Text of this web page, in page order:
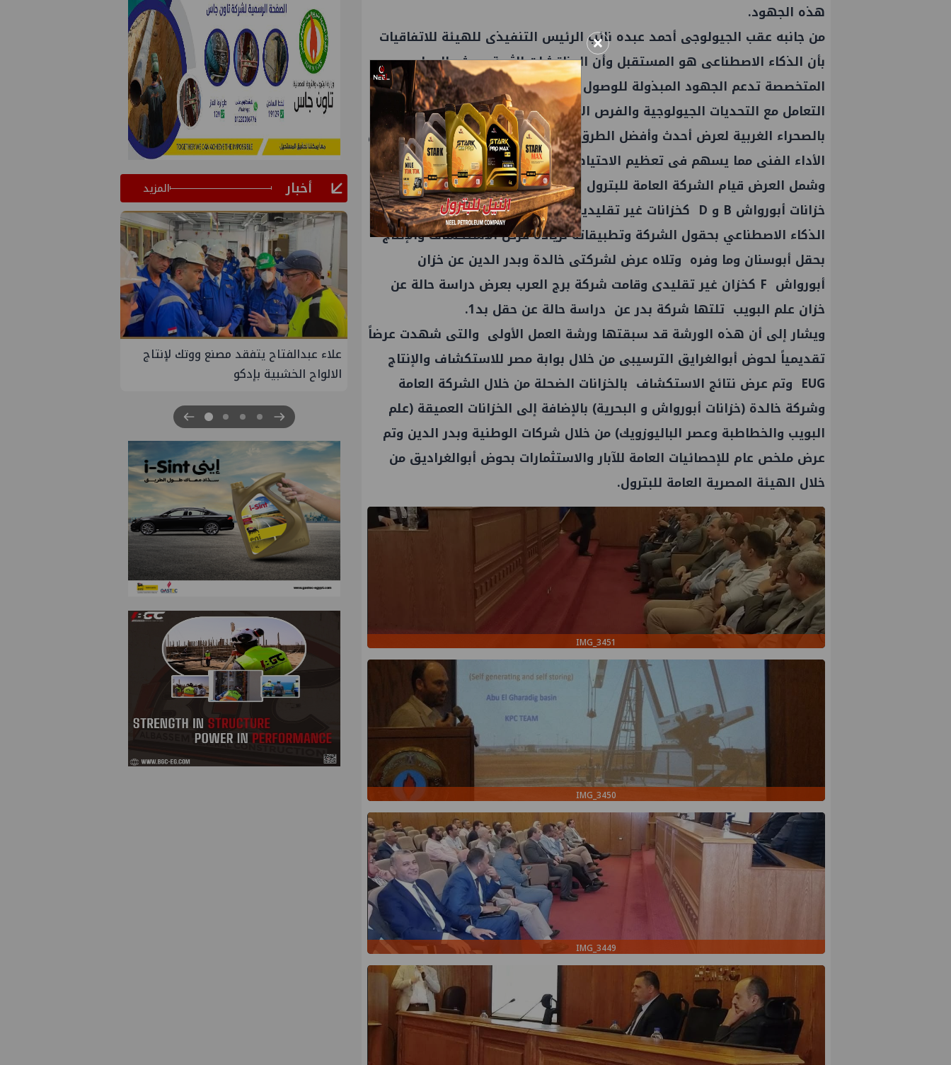
هذه الجهود.
من جانبه عقب الجيولوجى أحمد عبده نائب الرئيس التنفيذى للهيئة للاتفاقيات
بأن الذكاء الاصطناعى هو المستقبل وأن المناقشات الثرية بورش العمل
المتخصصة تدعم الجهود المبذولة للوصول لنموذج عمل متطور يدعمنا فى
التعامل مع التحديات الجيولوجية والفرص الاستكشافية فى منطقه أبوالغراديق
بالصحراء الغربية لعرض أحدث وأفضل الطرق لزيادة الإنتاج للمساهمة فى تحسين
الأداء الفنى مما يسهم فى تعظيم الاحتياطى وكذلك تنمية الحقول المنتجة.
وشمل العرض قيام الشركة العامة للبترول بعرض نتائج الاستكشاف والإنتاج من
خزانات أبورواش B و D كخزانات غير تقليدية ، كما عرضت خطوات استخدام
الذكاء الاصطناعي بحقول الشركة وتطبيقاته لزيادة فرص الاستكشاف والإنتاج
بحقل أبوسنان وما وفره وتلاه عرض لشركتى خالدة وبدر الدين عن خزان
أبورواش F كخزان غير تقليدى وقامت شركة برج العرب بعرض دراسة حالة عن
خزان علم البويب تلتها شركة بدر عن دراسة حالة عن حقل بد1.
ويشار إلى أن هذه الورشة قد سبقتها ورشة العمل الأولى والتى شهدت عرضاً
تقديمياً لحوض أبوالغرايق الترسيبى من خلال بوابة مصر للاستكشاف والإنتاج
EUG وتم عرض نتائج الاستكشاف بالخزانات الضحلة من خلال الشركة العامة
وشركة خالدة (خزانات أبورواش و البحرية) بالإضافة إلى الخزانات العميقة (علم
البويب والخطاطبة وعصر الباليوزويك) من خلال شركات الوطنية وبدر الدين وتم
عرض ملخص عام للإحصائيات العامة للآبار والاستثمارات بحوض أبوالغراديق من
خلال الهيئة المصرية العامة للبترول.
IMG_3451
IMG_3450
IMG_3449
أخبار المزيد
PMS تنهي أعمال إنزال الخطوط البحرية
الثلاث بمشروع المرحلة الرابعة لتنمية حقل
غاز كاموس البحري التابع لشركة شمال
سيناء للبترول
علاء عبدالفتاح يتفقد مصنع ووتك لإنتاج
الالواح الخشبية بإدكو
جنوب الوادي تنظم لقاء توعوي حول إدارة
الأزمات
×